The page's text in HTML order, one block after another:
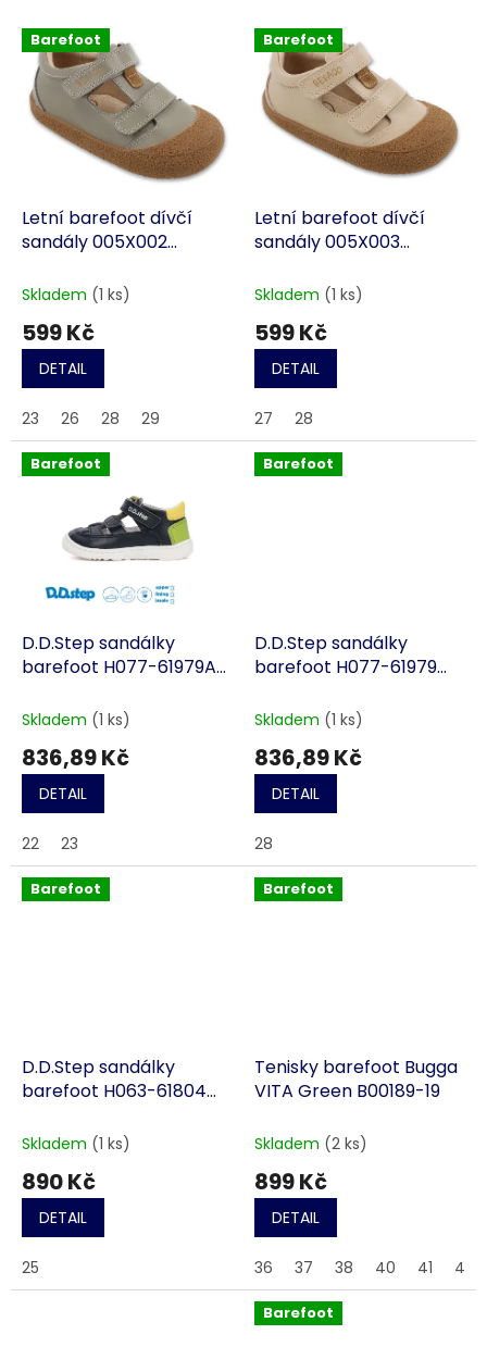
Barefoot
Letní barefoot dívčí
sandály 005X002
Skladem (1 ks)
599 Kč
DETAIL
23 26 28 29
Barefoot
Letní barefoot dívčí
sandály 005X003
Skladem (1 ks)
599 Kč
DETAIL
27 28
Barefoot
D.D.Step sandálky
barefoot H077-61979A
Skladem (1 ks)
836,89 Kč
DETAIL
22 23
Barefoot
D.D.Step sandálky
barefoot H077-61979
Skladem (1 ks)
836,89 Kč
DETAIL
28
Barefoot
D.D.Step sandálky
barefoot H063-61804
Skladem (1 ks)
890 Kč
DETAIL
25
Barefoot
Tenisky barefoot Bugga
VITA Green B00189-19
Skladem (2 ks)
899 Kč
DETAIL
36 37 38 40 41 42
Barefoot